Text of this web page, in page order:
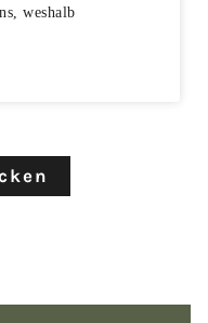
weshalb